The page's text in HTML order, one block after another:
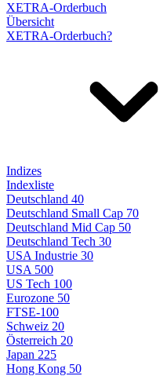
XETRA-Orderbuch
Übersicht
XETRA-Orderbuch?
Indizes
Indexliste
Deutschland 40
Deutschland Small Cap 70
Deutschland Mid Cap 50
Deutschland Tech 30
USA Industrie 30
USA 500
US Tech 100
Eurozone 50
FTSE-100
Schweiz 20
Österreich 20
Japan 225
Hong Kong 50